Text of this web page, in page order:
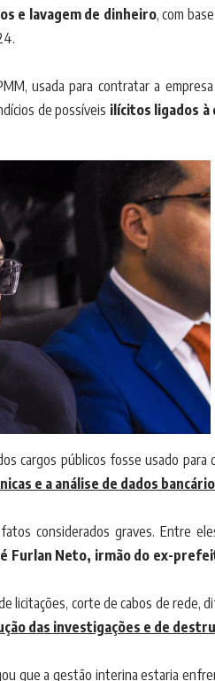
e lavagem de dinheiro, com
usada para contratar a
de possíveis ilícitos ligados à
cargos públicos fosse usado
e a análise de dados
considerados graves. Entre
Furlan Neto, irmão do ex-
corte de cabos de rede,
das investigações e de
que a gestão interina estaria